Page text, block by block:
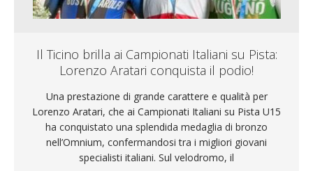
Il Ticino brilla ai Campionati Italiani su Pista:
Lorenzo Aratari conquista il podio!
Una prestazione di grande carattere e qualità per
Lorenzo Aratari, che ai Campionati Italiani su Pista U15
ha conquistato una splendida medaglia di bronzo
nell’Omnium, confermandosi tra i migliori giovani
specialisti italiani. Sul velodromo, il